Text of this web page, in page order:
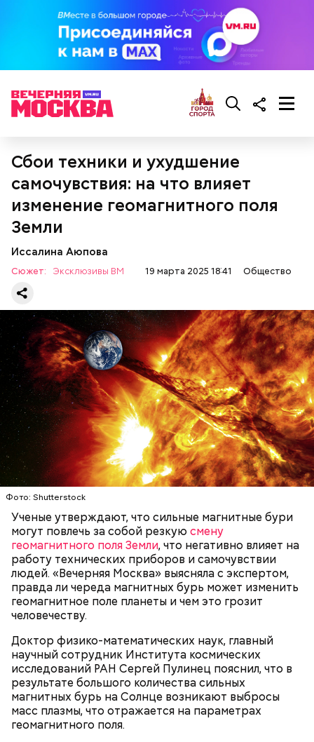
Сбои техники и ухудшение
самочувствия: на что влияет
изменение геомагнитного поля
Земли
Иссалина Аюпова
Сюжет: Эксклюзивы ВМ 19 марта 2025 18:41 Общество
Фото: Shutterstock
Ученые утверждают, что сильные магнитные бури
могут повлечь за собой резкую смену
геомагнитного поля Земли, что негативно влияет на
работу технических приборов и самочувствии
людей. «Вечерняя Москва» выясняла с экспертом,
правда ли череда магнитных бурь может изменить
геомагнитное поле планеты и чем это грозит
человечеству.
Доктор физико-математических наук, главный
научный сотрудник Института космических
исследований РАН Сергей Пулинец пояснил, что в
результате большого количества сильных
магнитных бурь на Солнце возникают выбросы
масс плазмы, что отражается на параметрах
геомагнитного поля.
— Затем достать подпекшийся до темного цвета
перец с углей и переложить его в пакет, чтобы
кожица стала мягкой. После необходимо снять эту
кожицу с овоща и нарезать. Далее готовые лук,
баклажан и кабачок разрезать пополам, а помидор
— на крупные дольки, — рассказал собеседник
«ВМ».
Для заправки нужно мелко нарезать чеснок и
смешать его с уксусом, оливковым маслом, сахаром
и нарезанной веточкой тархуна.
— Для сервировки салата необходимо выложить
Белькович.
Диетолог Соломатина объяснила,
как без вреда для здоровья выйти
из Великого поста
— Из указанных мною объемов у вас должно
получиться три кулича среднего размера. Выпекать
их нужно при температуре 180 градусов около 40
минут.
Глазурь